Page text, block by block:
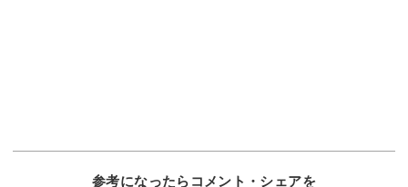
参考になったらコメント・シェアを